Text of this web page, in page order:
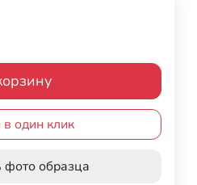
в один клик
фото образца